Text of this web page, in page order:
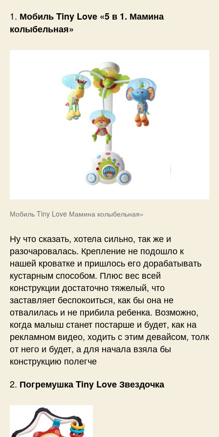
1. Мобиль Tiny Love «5 в 1. Мамина
колыбельная»
Мобиль Tiny Love Мамина колыбельная»
Ну что сказать, хотела сильно, так же и
разочаровалась. Крепление не подошло к
нашей кроватке и пришлось его дорабатывать
кустарным способом. Плюс вес всей
конструкции достаточно тяжелый, что
заставляет беспокоиться, как бы она не
отвалилась и не прибила ребенка. Возможно,
когда малыш станет постарше и будет, как на
рекламном видео, ходить с этим девайсом, толк
от него и будет, а для начала взяла бы
конструкцию полегче
2. Погремушка Tiny Love Звездочка